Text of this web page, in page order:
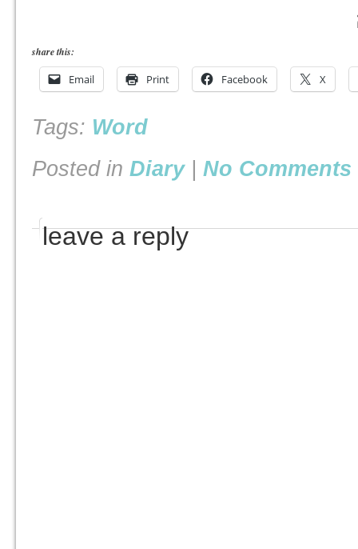
share this:
Email Print Facebook X
Tags: Word
Posted in Diary| No Comments
leave a reply